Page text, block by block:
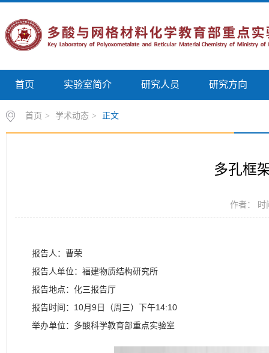
首页 实验室简介 研究人员 研究方向
首页 > 学术动态 > 正文
多孔框
作者： 时
报告人：曹荣
报告人单位：福建物质结构研究所
报告地点：化三报告厅
报告时间：10月9日（周三）下午14:10
举办单位：多酸科学教育部重点实验室